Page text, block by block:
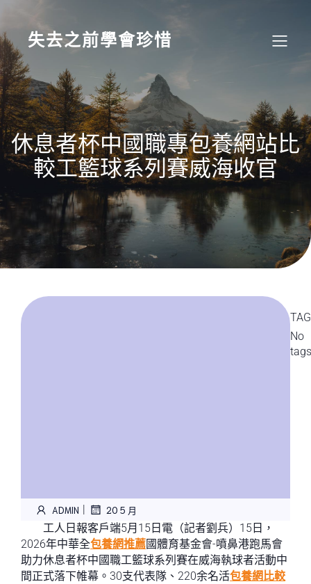
content
失去之前學會珍惜
休息者杯中國職專包養網站比
較工籃球系列賽威海收官
ADMIN | 20 5 月
工人日報客戶端5月15日電（記者劉兵）15日，
2026年中華全包養網推薦國體育基金會-噴鼻港跑馬會
助力休息者杯中國職工籃球系列賽在威海執球者活動中
間正式落下帷幕。30支代表隊、220余名活包養網比較
No
tags